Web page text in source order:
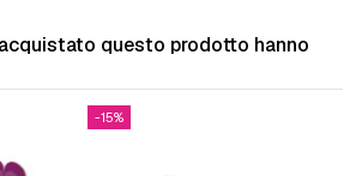
questo prodotto hanno
-15%